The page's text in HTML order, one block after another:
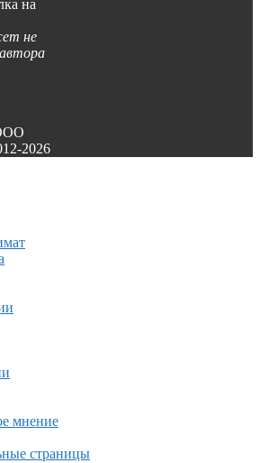
на
не
2026
мнение
страницы